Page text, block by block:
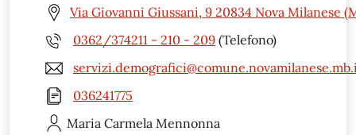
Via Giovanni Giussani, 9 20834 Nova Milanese
0362/374211 - 210 - 209 (Telefono)
036241775
Maria Carmela Mennonna